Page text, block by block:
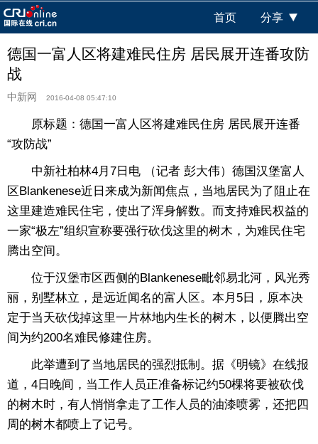
首页 分享
德国一富人区将建难民住房 居民展开连番攻防
战
中新网 2016-04-08 05:47:10
原标题：德国一富人区将建难民住房 居民展开连番
“攻防战”
中新社柏林4月7日电 （记者 彭大伟）德国汉堡富人
区Blankenese近日来成为新闻焦点，当地居民为了阻止在
这里建造难民住宅，使出了浑身解数。而支持难民权益的
一家“极左”组织宣称要强行砍伐这里的树木，为难民住宅
腾出空间。
位于汉堡市区西侧的Blankenese毗邻易北河，风光秀
丽，别墅林立，是远近闻名的富人区。本月5日，原本决
定于当天砍伐掉这里一片林地内生长的树木，以便腾出空
间为约200名难民修建住房。
此举遭到了当地居民的强烈抵制。据《明镜》在线报
道，4日晚间，当工作人员正准备标记约50棵将要被砍伐
的树木时，有人悄悄拿走了工作人员的油漆喷雾，还把四
周的树木都喷上了记号。